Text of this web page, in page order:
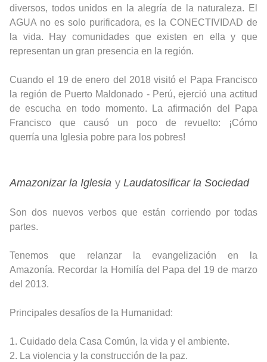
diversos, todos unidos en la alegría de la naturaleza. El
AGUA no es solo purificadora, es la CONECTIVIDAD de
la vida. Hay comunidades que existen en ella y que
representan un gran presencia en la región.
Cuando el 19 de enero del 2018 visitó el Papa Francisco
la región de Puerto Maldonado - Perú, ejerció una actitud
de escucha en todo momento.
La afirmación del Papa
Francisco que causó un poco de revuelto: ¡Cómo
querría una Iglesia pobre para los pobres!
Amazonizar la Iglesia y Laudatosificar la Sociedad
Son dos nuevos verbos que están corriendo por todas
partes.
Tenemos que relanzar la evangelización en la
Amazonía. Recordar la Homilía del Papa del 19 de marzo
del 2013.
Principales desafíos de la Humanidad:
1. Cuidado dela Casa Común, la vida y el ambiente.
2. La violencia y la construcción de la paz.